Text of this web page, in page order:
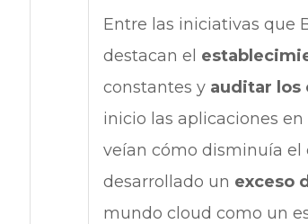
Entre las iniciativas que
destacan el
constantes y auditar los
inicio las aplicaciones
veían cómo disminuía el
desarrollado un exceso
mundo cloud como un